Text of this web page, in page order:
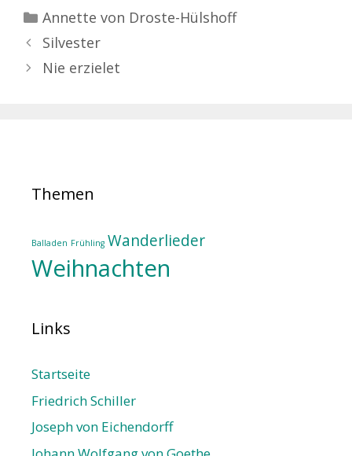
Kategorien
Annette von Droste-Hülshoff
Silvester
Nie erzielet
Themen
Balladen Frühling Wanderlieder
Weihnachten
Links
Startseite
Friedrich Schiller
Joseph von Eichendorff